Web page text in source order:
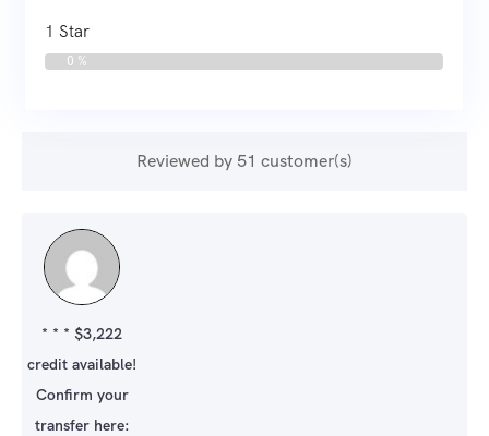
1 Star
0 %
Reviewed by 51 customer(s)
* * * $3,222
credit available!
Confirm your
transfer here: